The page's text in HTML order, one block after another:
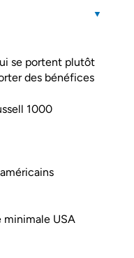
se portent plutôt
des bénéfices
1000
minimale USA